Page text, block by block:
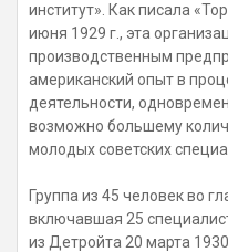
институт». Как писала
июня 1929 г., эта
производственным
американский опыт в
деятельности,
возможно большему
молодых советских
Группа из 45 человек во
включавшая 25
из Детройта 20 марта